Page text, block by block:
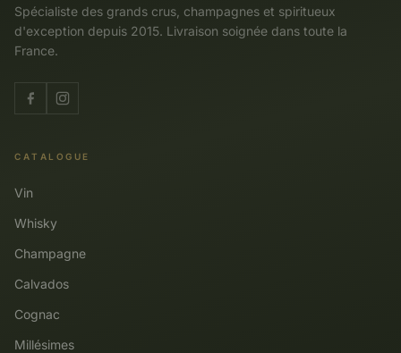
Spécialiste des grands crus, champagnes et spiritueux
d'exception depuis 2015. Livraison soignée dans toute la
France.
CATALOGUE
Vin
Whisky
Champagne
Calvados
Cognac
Millésimes